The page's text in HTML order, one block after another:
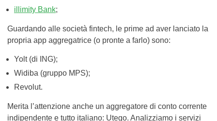
illimity Bank;
Guardando alle società fintech, le prime ad aver lanciato la
propria app aggregatrice (o pronte a farlo) sono:
Yolt (di ING);
Widiba (gruppo MPS);
Revolut.
Merita l’attenzione anche un aggregatore di conto corrente
indipendente e tutto italiano: Utego. Analizziamo i servizi